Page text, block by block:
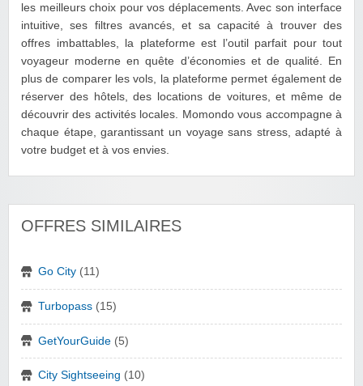
les meilleurs choix pour vos déplacements. Avec son interface
intuitive, ses filtres avancés, et sa capacité à trouver des
offres imbattables, la plateforme est l’outil parfait pour tout
voyageur moderne en quête d’économies et de qualité. En
plus de comparer les vols, la plateforme permet également de
réserver des hôtels, des locations de voitures, et même de
découvrir des activités locales. Momondo vous accompagne à
chaque étape, garantissant un voyage sans stress, adapté à
votre budget et à vos envies.
OFFRES SIMILAIRES
Go City (11)
Turbopass (15)
GetYourGuide (5)
City Sightseeing (10)